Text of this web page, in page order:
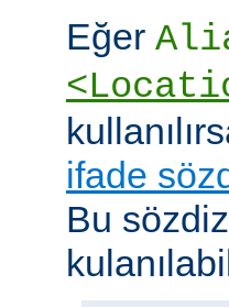
Eğer
ifade
Bu